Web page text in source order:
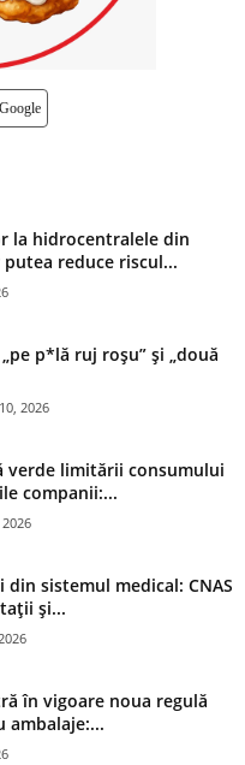
la hidrocentralele din
reduce riscul...
p*lă ruj roșu” și „două
2026
verde limitării consumului
companii:...
din sistemul medical: CNAS
și...
în vigoare noua regulă
ambalaje:...